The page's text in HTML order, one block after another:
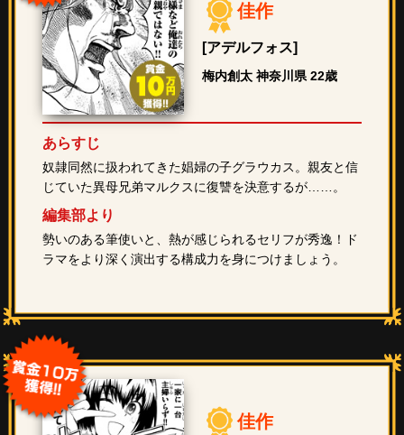
佳作
[アデルフォス]
梅内創太 神奈川県 22歳
あらすじ
奴隷同然に扱われてきた娼婦の子グラウカス。親友と信
じていた異母兄弟マルクスに復讐を決意するが……。
編集部より
勢いのある筆使いと、熱が感じられるセリフが秀逸！ド
ラマをより深く演出する構成力を身につけましょう。
佳作